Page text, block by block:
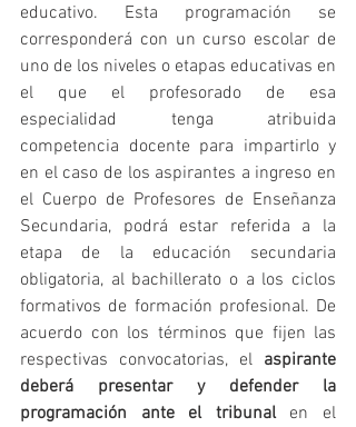
educativo. Esta programación se
corresponderá con un curso escolar de
uno de los niveles o etapas educativas en
el que el profesorado de esa
especialidad tenga atribuida
competencia docente para impartirlo y
en el caso de los aspirantes a ingreso en
el Cuerpo de Profesores de Enseñanza
Secundaria, podrá estar referida a la
etapa de la educación secundaria
obligatoria, al bachillerato o a los ciclos
formativos de formación profesional. De
acuerdo con los términos que fijen las
respectivas convocatorias, el aspirante
deberá presentar y defender la
programación ante el tribunal en el